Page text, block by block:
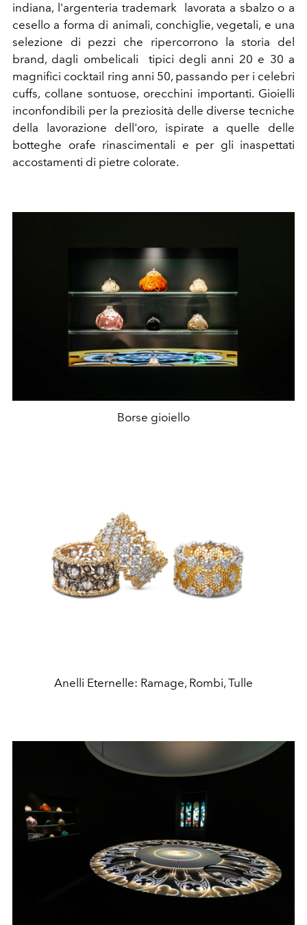
indiana, l'argenteria trademark lavorata a sbalzo o a
cesello a forma di animali, conchiglie, vegetali, e una
selezione di pezzi che ripercorrono la storia del
brand, dagli ombelicali tipici degli anni 20 e 30 a
magnifici cocktail ring anni 50, passando per i celebri
cuffs, collane sontuose, orecchini importanti. Gioielli
inconfondibili per la preziosità delle diverse tecniche
della lavorazione dell'oro, ispirate a quelle delle
botteghe orafe rinascimentali e per gli inaspettati
accostamenti di pietre colorate.
Borse gioiello
Anelli Eternelle: Ramage, Rombi, Tulle